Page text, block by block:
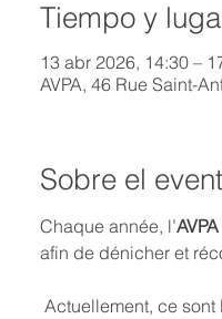
Tiempo y
13 abr 2026, 14:30 –
AVPA, 46 Rue Saint-
Sobre el
Chaque année, l’
afin de dénicher et
Actuellement, ce sont